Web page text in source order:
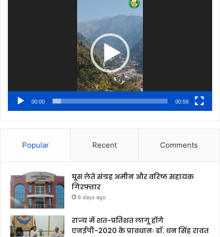
00:00 00:59
Popular Recent Comments
घूस लेते संग्रह अमीन और वरिष्ठ सहायक
गिरफ्तार
6 days ago
राज्य में शत-प्रतिशत लागू होंगे
एनईपी-2020 के प्रावधानः डाॅ. धन सिंह रावत